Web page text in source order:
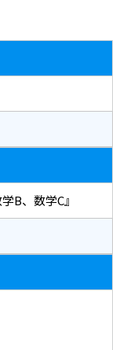
B、数学C』